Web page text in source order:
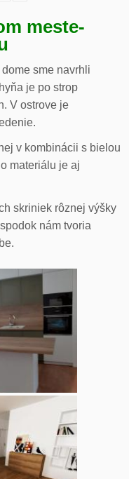
meste-
sme navrhli
je po strop
V ostrove je
v kombinácii s bielou
materiálu je aj
skriniek rôznej výšky
nám tvoria